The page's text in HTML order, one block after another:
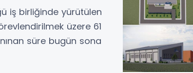
iş birliğinde yürütülen
üzere 61
süre bugün sona